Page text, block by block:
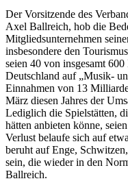
Der Vorsitzende des
Axel Ballreich, hob die
Mitgliedsunternehmen
insbesondere den
seien 40 von insgesamt
Deutschland auf „Musik-
Einnahmen von 13
März diesen Jahres der
Lediglich die Spielstätten,
hätten anbieten könne,
Verlust belaufe sich auf
beruht auf Enge,
sein, die wieder in den
Ballreich.